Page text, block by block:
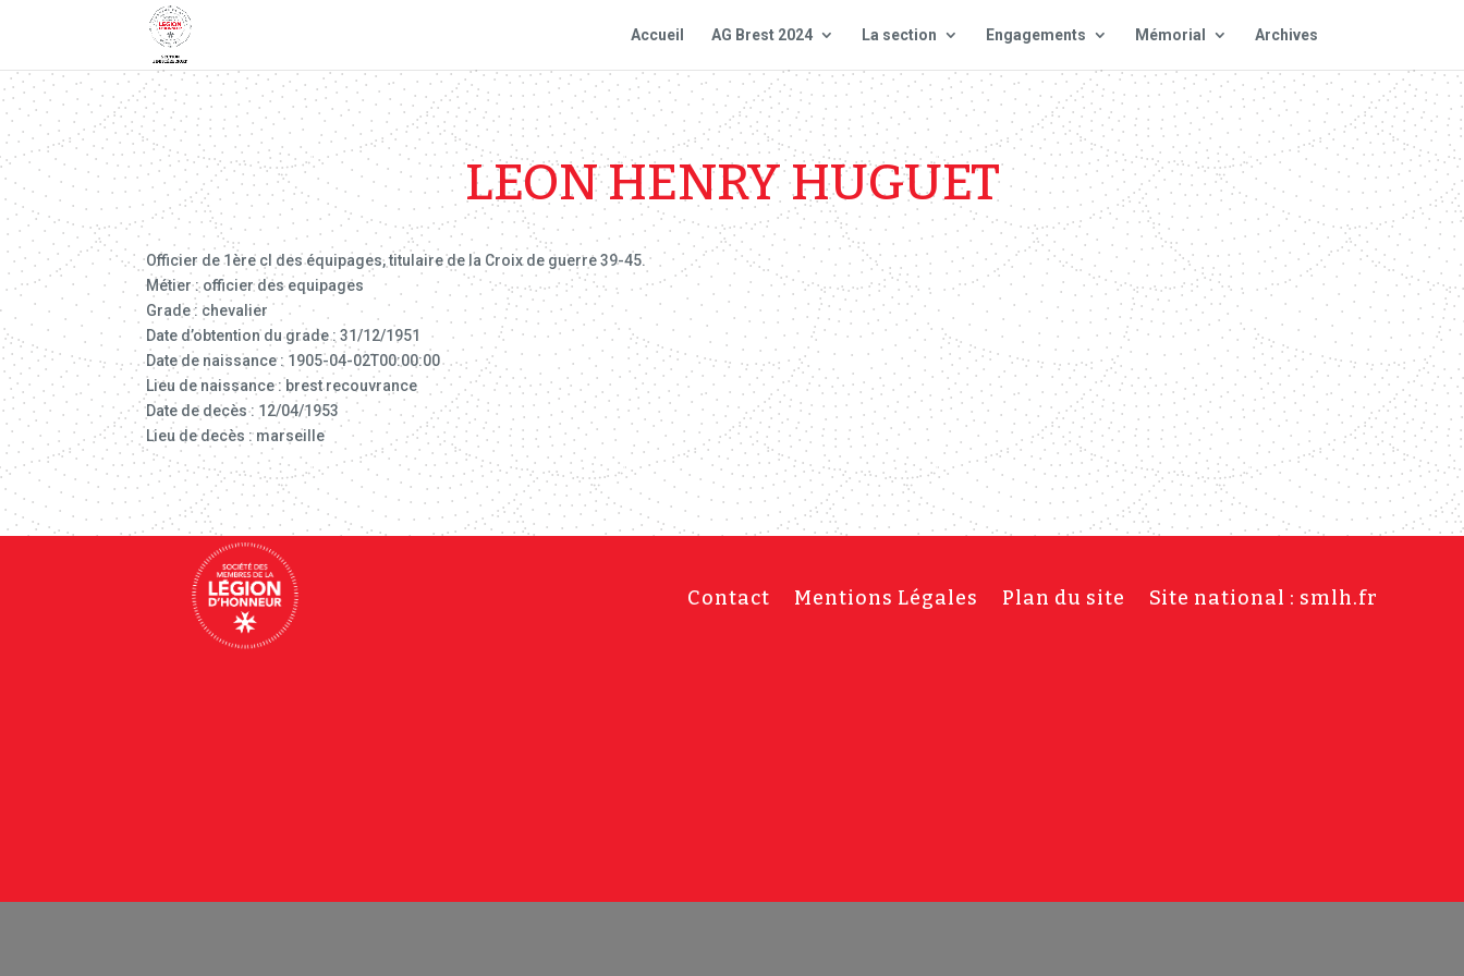
Accueil AG Brest 2024 La section Engagements Mémorial Archives
LEON HENRY HUGUET
Officier de 1ère cl des équipages, titulaire de la Croix de guerre 39-45.
Métier : officier des equipages
Grade : chevalier
Date d’obtention du grade : 31/12/1951
Date de naissance : 1905-04-02T00:00:00
Lieu de naissance : brest recouvrance
Date de decès : 12/04/1953
Lieu de decès : marseille
Contact Mentions Légales Plan du site Site national : smlh.fr